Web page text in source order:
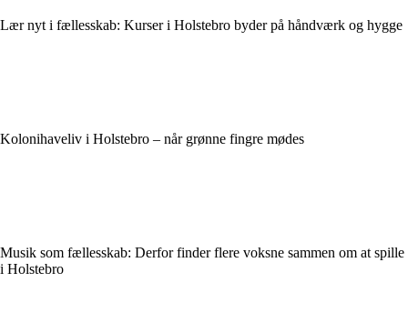
Lær nyt i fællesskab: Kurser i Holstebro byder på håndværk og hygge
Kolonihaveliv i Holstebro – når grønne fingre mødes
Musik som fællesskab: Derfor finder flere voksne sammen om at spille
i Holstebro